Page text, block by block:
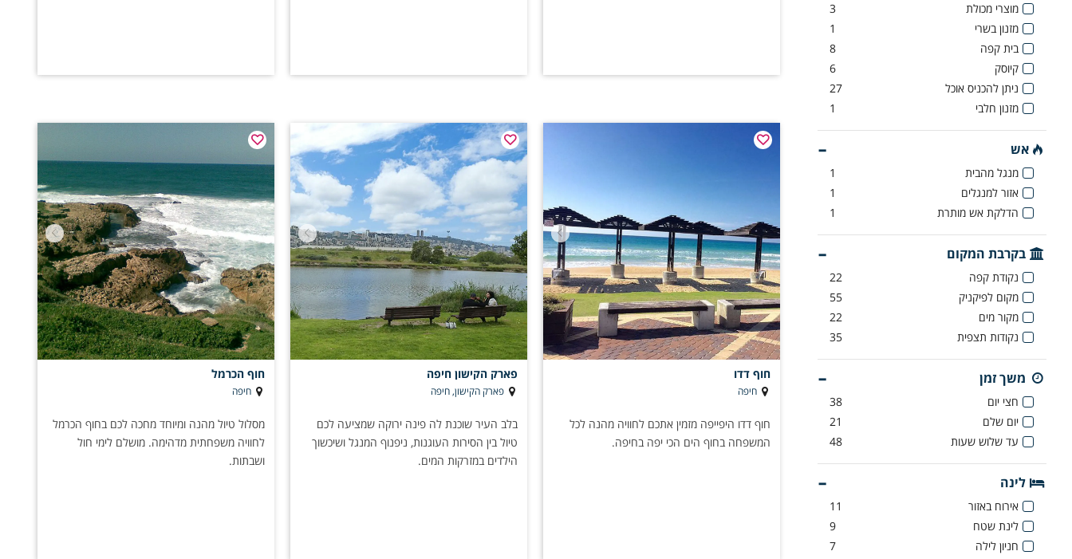
חוף דדו
חיפה
חוף דדו היפייפה מזמין אתכם לחוויה מהנה לכל
המשפחה בחוף הים הכי יפה בחיפה.
פארק הקישון חיפה
פארק הקישון, חיפה
בלב העיר שוכנת לה פינה ירוקה שמציעה לכם
טיול בין הסירות העוגנות, ניפנוף המנגל ושיכשוך
הילדים במזרקות המים.
חוף הכרמל
חיפה
מסלול טיול מהנה ומיוחד מחכה לכם בחוף הכרמל
לחוויה משפחתית מדהימה. מושלם לימי חול
ושבתות.
מוצרי מכולת
3
מזנון בשרי
1
בית קפה
8
קיוסק
6
ניתן להכניס אוכל
27
מזנון חלבי
1
אש
מנגל מהבית
1
אזור למנגלים
1
הדלקת אש מותרת
1
בקרבת המקום
נקודת קפה
22
מקום לפיקניק
55
מקור מים
22
נקודות תצפית
35
משך זמן
חצי יום
38
יום שלם
21
עד שלוש שעות
48
לינה
אירוח באזור
11
לינת שטח
9
חניון לילה
7